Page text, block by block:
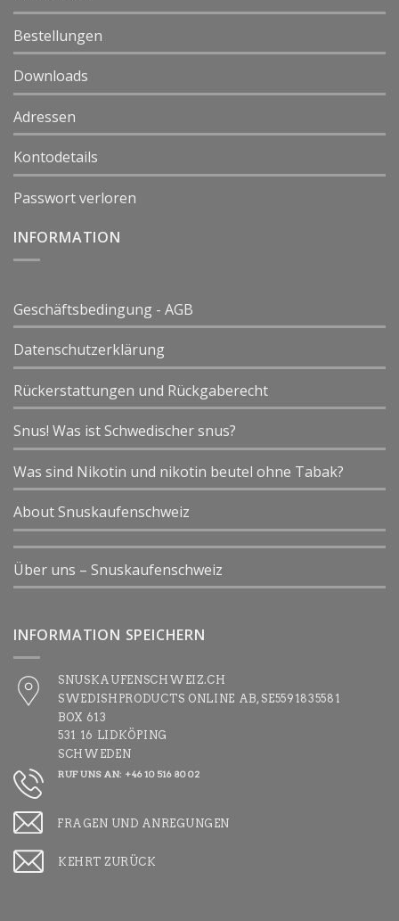
Bestellungen
Downloads
Adressen
Kontodetails
Passwort verloren
INFORMATION
Geschäftsbedingung - AGB
Datenschutzerklärung
Rückerstattungen und Rückgaberecht
Snus! Was ist Schwedischer snus?
Was sind Nikotin und nikotin beutel ohne Tabak?
About Snuskaufenschweiz
Über uns – Snuskaufenschweiz
INFORMATION SPEICHERN
SNUSKAUFENSCHWEIZ.CH
SWEDISHPRODUCTS ONLINE AB, SE5591835581
BOX 613
531 16 LIDKÖPING
SCHWEDEN
RUF UNS AN: +46 10 516 80 02
FRAGEN UND ANREGUNGEN
KEHRT ZURÜCK